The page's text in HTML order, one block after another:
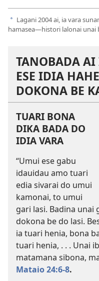
a Lagani 2004 ai, ia vara
hamasea​—histori lalonai unai
TANOBADA
ESE IDIA
DOKONA BE
TUARI BONA
DIKA BADA DO
IDIA VARA
“Umui ese gabu
idauidau amo tuari
edia sivarai do umui
kamonai, to umui
gari lasi. Badina unai
dokona be do lasi.
ia tuari henia, bona
tuari henia, . . . Unai
matamana sibona,
Mataio 24:6-8.